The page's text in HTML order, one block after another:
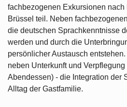
fachbezogenen Exkursionen nach
Brüssel teil. Neben
die deutschen Sprachkenntnisse
werden und durch die
persönlicher Austausch
neben Unterkunft und Verpflegung
Abendessen) - die Integration der
Alltag der Gastfamilie.